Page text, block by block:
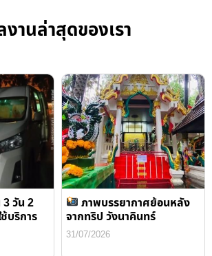
านล่าสุดของเรา
วัน 2
บริการ
ภาพบรรยากาศย้อนหลัง
จากทริป วังนาคินทร์
31/07/2026